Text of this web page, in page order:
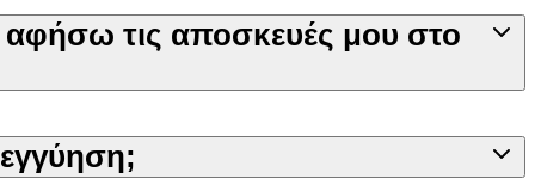
αφήσω τις αποσκευές μου στο